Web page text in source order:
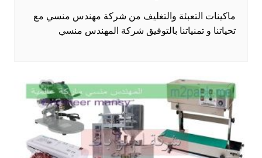
ماكينات التعبئة والتغليف من شركة مهندس منسي مع
تحياتنا و تمنياتنا بالتوفيق شركة المهندس منسي